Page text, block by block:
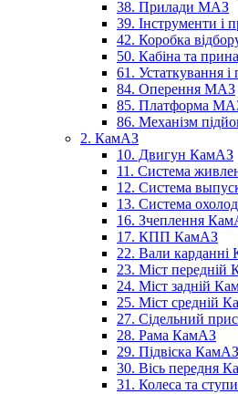
38. Прилади МАЗ
39. Інструменти і
42. Коробка
50. Кабіна та
61. Устаткування
84. Оперення МАЗ
85. Платформа
86. Механізм
2. КамАЗ
10. Двигун КамАЗ
11. Система
12. Система
13. Система
16. Зчеплення
17. КПП КамАЗ
22. Вали карданні
23. Міст передній
24. Міст задній
25. Міст средній
27. Сідельний
28. Рама КамАЗ
29. Підвіска КамАЗ
30. Вісь передня
31. Колеса та